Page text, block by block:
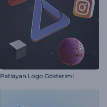
Patlayan Logo Gösterimi